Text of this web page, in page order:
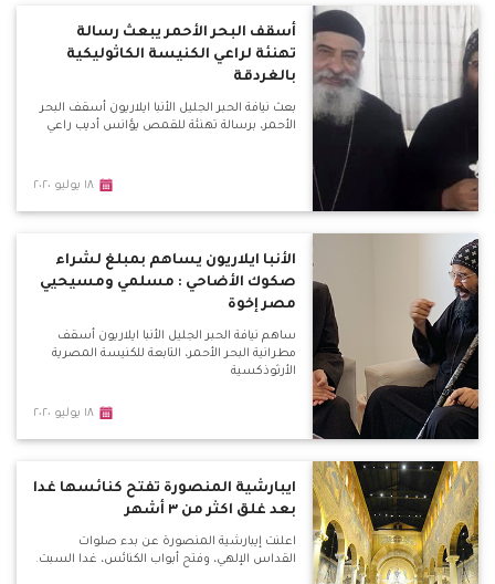
أسقف البحر الأحمر يبعث رسالة
تهنئة لراعي الكنيسة الكاثوليكية
بالغردقة
بعث نيافة الحبر الجليل الأنبا ايلاريون أسقف البحر
الأحمر، برسالة تهنئة للقمص يؤانس أديب راعي
١٨ يوليو ٢٠٢٠
الأنبا ايلاريون يساهم بمبلغ لشراء
صكوك الأضاحي : مسلمي ومسيحيي
مصر إخوة
ساهم نيافة الحبر الجليل الأنبا ايلاريون أسقف
مطرانية البحر الأحمر، التابعة للكنيسة المصرية
الأرثوذكسية
١٨ يوليو ٢٠٢٠
ايبارشية المنصورة تفتح كنائسها غدا
بعد غلق اكثر من ٣ أشهر
اعلنت إيبارشية المنصورة عن بدء صلوات
القداس الإلهي، وفتح أبواب الكنائس، غدا السبت.